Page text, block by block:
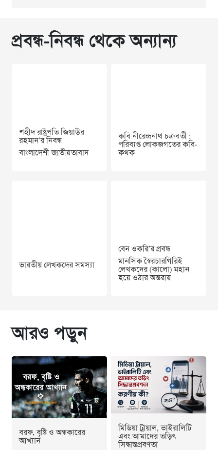
প্রবন্ধ-নিবন্ধ থেকে অন্যান্য
শহীদ রাষ্ট্রপতি জিয়াউর
রহমান’র নিবন্ধ
বাংলাদেশী জাতীয়তাবাদ
কবি নীরেন্দ্রনাথ চক্রবর্তী :
পরিব্যপ্ত লোকজগতের কবি-
কথক
ভারতীয় লেখকদের সমস্যা
বেন ওকরি’র প্রবন্ধ
মানসিক স্বৈরচারগিরিই
লেখকদের (কালো) মহান
হয়ে ওঠার অন্তরায়
আরও পড়ুন
বরফ, বৃষ্টি ও অন্ধকারের
আখ্যান
মিডিয়া ট্রায়াল, ভাইরালিটি
এবং আমাদের তড়িৎ
সিদ্ধান্তপ্রবণতা